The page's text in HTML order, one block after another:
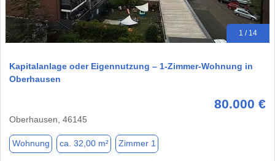
1 / 14
Kapitalanlage oder Eigennutzung – 1-Zimmer-Wohnung in
Oberhausen
80.000 €
Oberhausen, 46145
Wohnung ca. 32,00 m² Zimmer 1